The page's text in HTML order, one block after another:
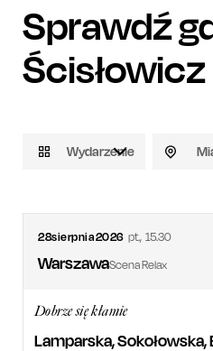
Sprawdź
Ścisłowicz
Wydarzenie
28sierpnia2026 pt., 15.30
WarszawaScena Relax
Dobrze się kłamie
Lamparska,